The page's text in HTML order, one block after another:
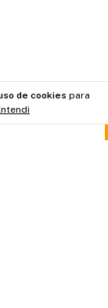
de cookies para